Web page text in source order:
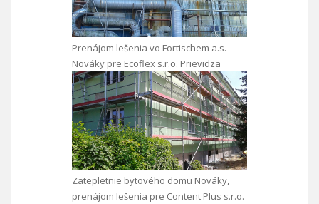
Prenájom lešenia vo Fortischem a.s.
Nováky pre Ecoflex s.r.o. Prievidza
Zatepletnie bytového domu Nováky,
prenájom lešenia pre Content Plus s.r.o.